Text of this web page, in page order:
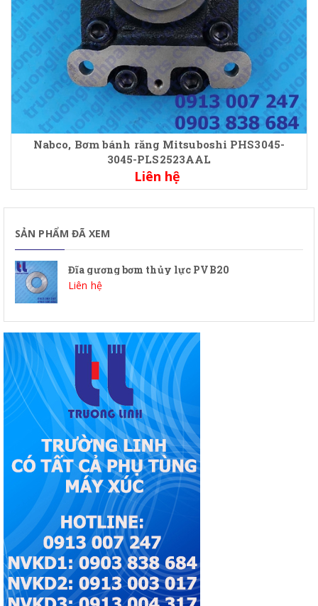
Nabco, Bơm bánh răng Mitsuboshi PHS3045-
3045-PLS2523AAL
Liên hệ
SẢN PHẨM ĐÃ XEM
Đĩa gương bơm thủy lực PVB20
Liên hệ